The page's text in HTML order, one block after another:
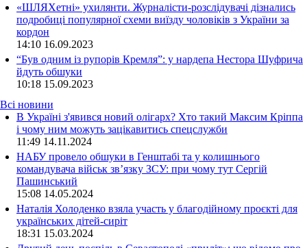
«ШЛЯХетні» ухилянти. Журналісти-розслідувачі дізнались
подробиці популярної схеми виїзду чоловіків з України за
кордон
14:10 16.09.2023
“Був одним із рупорів Кремля”: у нардепа Нестора Шуфрича
йдуть обшуки
10:18 15.09.2023
Всі новини
В Україні з'явився новий олігарх? Хто такий Максим Кріппа
і чому ним можуть зацікавитись спецслужби
11:49 14.11.2024
НАБУ провело обшуки в Генштабі та у колишнього
командувача військ зв’язку ЗСУ: при чому тут Сергій
Пашинський
15:08 14.05.2024
Наталія Холоденко взяла участь у благодійному проєкті для
українських дітей-сиріт
18:31 15.03.2024